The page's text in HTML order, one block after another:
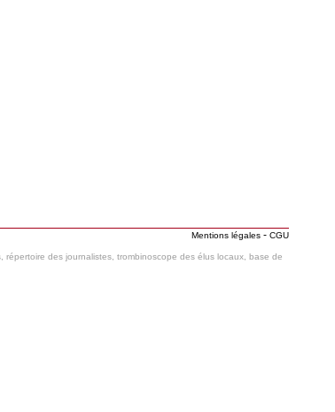
Mentions légales - CGU
des journalistes, trombinoscope des élus locaux, base de